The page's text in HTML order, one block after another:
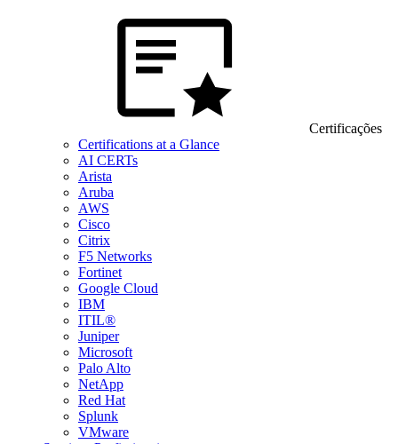
Certificações
Certifications at a Glance
AI CERTs
Arista
Aruba
AWS
Cisco
Citrix
F5 Networks
Fortinet
Google Cloud
IBM
ITIL®
Juniper
Microsoft
Palo Alto
NetApp
Red Hat
Splunk
VMware